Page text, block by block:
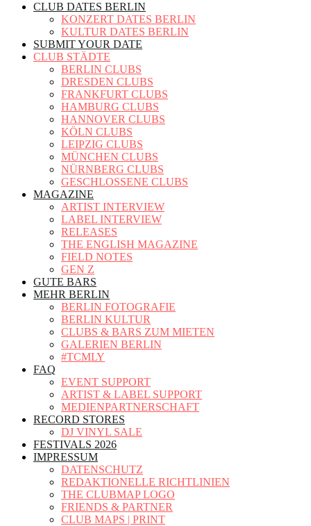
CLUB DATES BERLIN
KONZERT DATES BERLIN
KULTUR DATES BERLIN
SUBMIT YOUR DATE
CLUB STÄDTE
BERLIN CLUBS
DRESDEN CLUBS
FRANKFURT CLUBS
HAMBURG CLUBS
HANNOVER CLUBS
KÖLN CLUBS
LEIPZIG CLUBS
MÜNCHEN CLUBS
NÜRNBERG CLUBS
GESCHLOSSENE CLUBS
MAGAZINE
ARTIST INTERVIEW
LABEL INTERVIEW
RELEASES
THE ENGLISH MAGAZINE
FIELD NOTES
GEN Z
GUTE BARS
MEHR BERLIN
BERLIN FOTOGRAFIE
BERLIN KULTUR
CLUBS & BARS ZUM MIETEN
GALERIEN BERLIN
#TCMLY
FAQ
EVENT SUPPORT
ARTIST & LABEL SUPPORT
MEDIENPARTNERSCHAFT
RECORD STORES
DJ VINYL SALE
FESTIVALS 2026
IMPRESSUM
DATENSCHUTZ
REDAKTIONELLE RICHTLINIEN
THE CLUBMAP LOGO
FRIENDS & PARTNER
CLUB MAPS | PRINT